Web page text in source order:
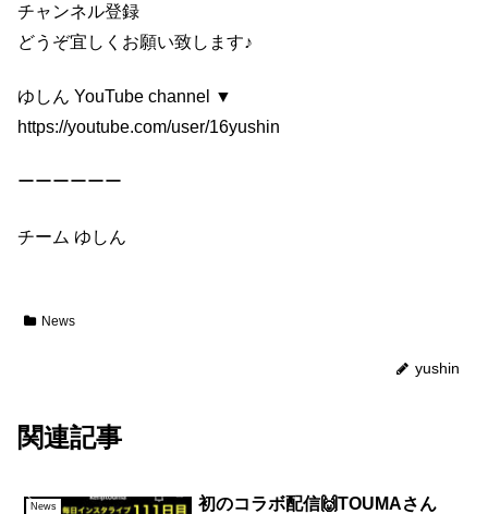
チャンネル登録
どうぞ宜しくお願い致します♪
ゆしん YouTube channel ▼
https://youtube.com/user/16yushin
ーーーーーー
チーム ゆしん
News
yushin
関連記事
News
初のコラボ配信🙌TOUMAさん